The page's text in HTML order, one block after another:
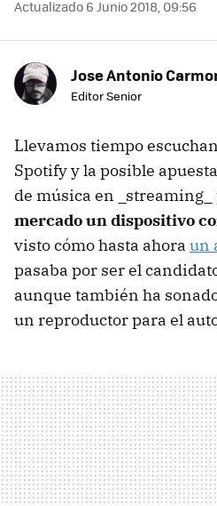
Actualizado 6 Junio 2018, 09:56
Jose Antonio
Editor Senior
Llevamos tiempo
Spotify y la posible
de música en _streaming_
mercado un dispositivo
visto cómo hasta ahora un
pasaba por ser el
aunque también ha
un reproductor para el